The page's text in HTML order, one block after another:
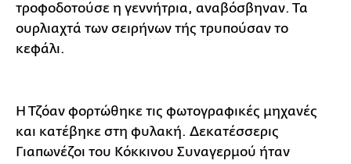
τροφοδοτούσε η γεννήτρια, αναβόσβηναν. Τα
ουρλιαχτά των σειρήνων τής τρυπούσαν το
κεφάλι.
Η Τζόαν φορτώθηκε τις φωτογραφικές μηχανές
και κατέβηκε στη φυλακή. Δεκατέσσερις
Γιαπωνέζοι του Κόκκινου Συναγερμού ήταν